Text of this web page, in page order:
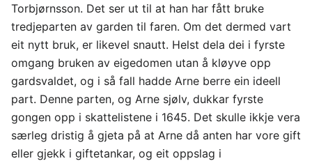
Torbjørnsson. Det ser ut til at han har fått bruke
tredjeparten av garden til faren. Om det dermed vart
eit nytt bruk, er likevel snautt. Helst dela dei i fyrste
omgang bruken av eigedomen utan å kløyve opp
gardsvaldet, og i så fall hadde Arne berre ein ideell
part. Denne parten, og Arne sjølv, dukkar fyrste
gongen opp i skattelistene i 1645. Det skulle ikkje vera
særleg dristig å gjeta på at Arne då anten har vore gift
eller gjekk i giftetankar, og eit oppslag i